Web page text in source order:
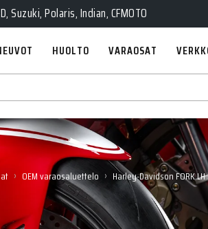
Suzuki, Polaris, Indian, CFMOTO
HUOLTO VARAOSAT
› OEM varaosaluettelo › Harley-Davidson FORK